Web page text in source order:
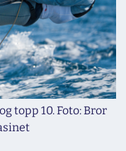
topp 10. Foto: Bror